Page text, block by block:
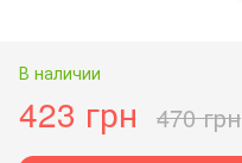
В наличии
423 грн 470 грн